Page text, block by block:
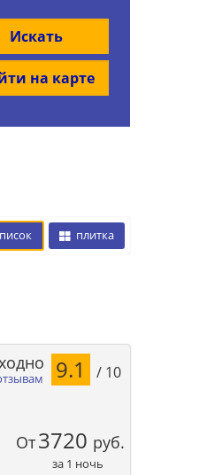
Искать
на карте
плитка
9.1 / 10
От3720 руб.
за 1 ночь